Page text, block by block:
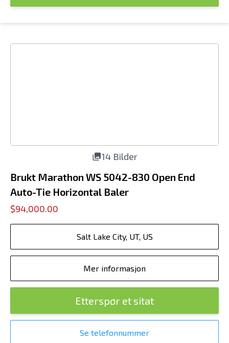
14 Bilder
Brukt Marathon WS 5042-830 Open End
Auto-Tie Horizontal Baler
$94,000.00
Salt Lake City, UT, US
Mer informasjon
Etterspør et sitat
Se telefonnummer